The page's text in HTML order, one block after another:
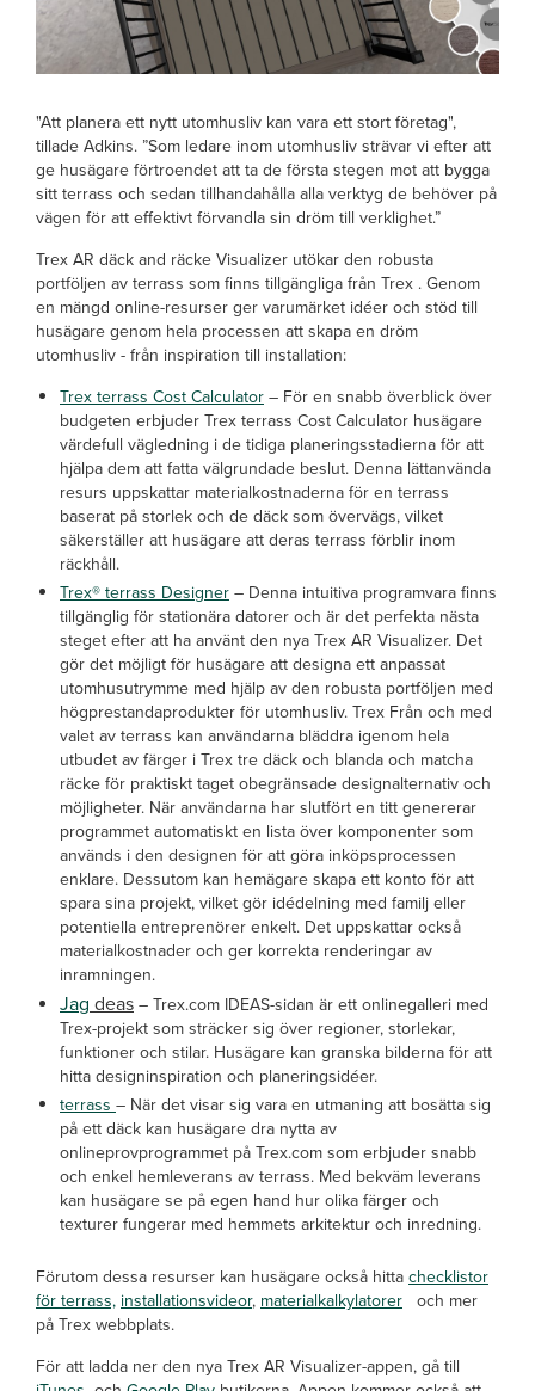
"Att planera ett nytt utomhusliv kan vara ett stort företag",
tillade Adkins. ”Som ledare inom utomhusliv strävar vi efter att
ge husägare förtroendet att ta de första stegen mot att bygga
sitt terrass och sedan tillhandahålla alla verktyg de behöver på
vägen för att effektivt förvandla sin dröm till verklighet.”
Trex AR däck and räcke Visualizer utökar den robusta
portföljen av terrass som finns tillgängliga från Trex . Genom
en mängd online-resurser ger varumärket idéer och stöd till
husägare genom hela processen att skapa en dröm
utomhusliv - från inspiration till installation:
Trex terrass Cost Calculator – För en snabb överblick över
budgeten erbjuder Trex terrass Cost Calculator husägare
värdefull vägledning i de tidiga planeringsstadierna för att
hjälpa dem att fatta välgrundade beslut. Denna lättanvända
resurs uppskattar materialkostnaderna för en terrass
baserat på storlek och de däck som övervägs, vilket
säkerställer att husägare att deras terrass förblir inom
räckhåll.
Trex® terrass Designer – Denna intuitiva programvara finns
tillgänglig för stationära datorer och är det perfekta nästa
steget efter att ha använt den nya Trex AR Visualizer. Det
gör det möjligt för husägare att designa ett anpassat
utomhusutrymme med hjälp av den robusta portföljen med
högprestandaprodukter för utomhusliv. Trex Från och med
valet av terrass kan användarna bläddra igenom hela
utbudet av färger i Trex tre däck och blanda och matcha
räcke för praktiskt taget obegränsade designalternativ och
möjligheter. När användarna har slutfört en titt genererar
programmet automatiskt en lista över komponenter som
används i den designen för att göra inköpsprocessen
enklare. Dessutom kan hemägare skapa ett konto för att
spara sina projekt, vilket gör idédelning med familj eller
potentiella entreprenörer enkelt. Det uppskattar också
materialkostnader och ger korrekta renderingar av
inramningen.
Jag deas – Trex.com IDEAS-sidan är ett onlinegalleri med
Trex-projekt som sträcker sig över regioner, storlekar,
funktioner och stilar. Husägare kan granska bilderna för att
hitta designinspiration och planeringsidéer.
terrass – När det visar sig vara en utmaning att bosätta sig
på ett däck kan husägare dra nytta av
onlineprovprogrammet på Trex.com som erbjuder snabb
och enkel hemleverans av terrass. Med bekväm leverans
kan husägare se på egen hand hur olika färger och
texturer fungerar med hemmets arkitektur och inredning.
Förutom dessa resurser kan husägare också hitta checklistor
för terrass, installationsvideor, materialkalkylatorer och mer
på Trex webbplats.
För att ladda ner den nya Trex AR Visualizer-appen, gå till